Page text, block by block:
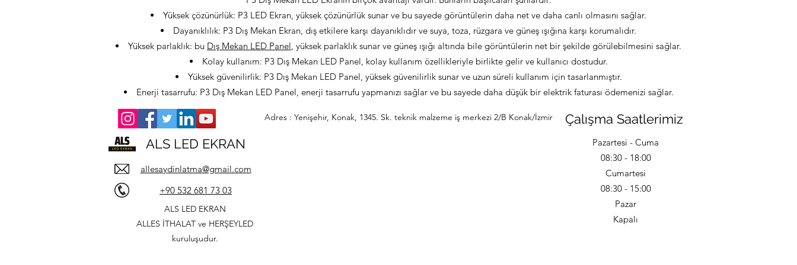
Yüksek çözünürlük: P3 LED Ekran, yüksek çözünürlük sunar ve bu sayede görüntülerin daha net ve daha canlı olmasını sağlar.
Dayanıklılık: P3 Dış Mekan Ekran, dış etkilere karşı dayanıklıdır ve suya, toza, rüzgara ve güneş ışığına karşı korumalıdır.
Yüksek parlaklık: bu Dış Mekan LED Panel, yüksek parlaklık sunar ve güneş ışığı altında bile görüntülerin net bir şekilde görülebilmesini sağlar.
Kolay kullanım: P3 Dış Mekan LED Panel, kolay kullanım özellikleriyle birlikte gelir ve kullanıcı dostudur.
Yüksek güvenilirlik: P3 Dış Mekan LED Panel, yüksek güvenilirlik sunar ve uzun süreli kullanım için tasarlanmıştır.
Enerji tasarrufu: P3 Dış Mekan LED Panel, enerji tasarrufu yapmanızı sağlar ve bu sayede daha düşük bir elektrik faturası ödemenizi sağlar.
Adres : Yenişehir, Konak, 1345. Sk. teknik malzeme iş merkezi 2/B Konak/İzmir
Çalışma Saatlerimiz
ALS LED EKRAN
allesaydinlatma@gmail.com
+90 532 681 73 03
ALS LED EKRAN
ALLES İTHALAT ve HERŞEYLED
kuruluşudur.
Pazartesi - Cuma
08:30 - 18:00
Cumartesi
08:30 - 15:00
Pazar
Kapalı